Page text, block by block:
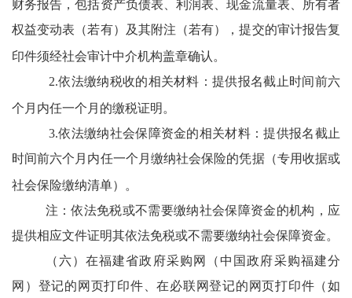
财务报告，包括资产负债表、利润表、现金流量表、所有者
权益变动表（若有）及其附注（若有），提交的审计报告复
印件须经社会审计中介机构盖章确认。
2.依法缴纳税收的相关材料：提供报名截止时间前六
个月内任一个月的缴税证明。
3.依法缴纳社会保障资金的相关材料：提供报名截止
时间前六个月内任一个月缴纳社会保险的凭据（专用收据或
社会保险缴纳清单）。
注：依法免税或不需要缴纳社会保障资金的机构，应
提供相应文件证明其依法免税或不需要缴纳社会保障资金。
（六） 在福建省政府采购网（中国政府采购福建分
网）登记的网页打印件、在必联网登记的网页打印件（如